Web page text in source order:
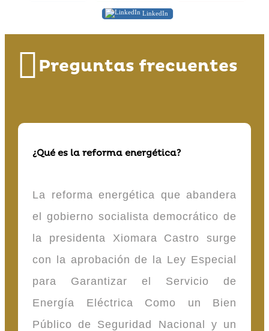
LinkedIn
Preguntas frecuentes
¿Qué es la reforma energética?
La reforma energética que abandera
el gobierno socialista democrático de
la presidenta Xiomara Castro surge
con la aprobación de la Ley Especial
para Garantizar el Servicio de
Energía Eléctrica Como un Bien
Público de Seguridad Nacional y un